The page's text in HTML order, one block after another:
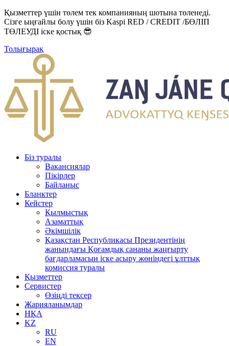
Қызметтер үшін төлем тек компанияның шотына төленеді.
Сізге ыңғайлы болу үшін біз Kaspi RED / CREDIT /БӨЛІП
ТӨЛЕУДІ іске қостық 😎
Толығырақ
Біз туралы
Вакансиялар
Пікірлер
Байланыс
Бланктер
Кейстер
Қылмыстық
Азаматтық
Әкімшілік
Қазақстан Республикасы Президентінің
жанындағы Қоғамдық сананы жаңғырту
бағдарламасын іске асыру жөніндегі ұлттық
комиссия туралы
Қызметтер
Сервистер
Өзіңді тексер
Жарияланымдар
НҚА
KZ
RU
EN